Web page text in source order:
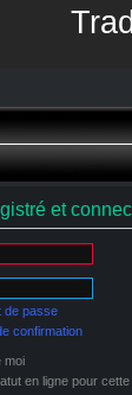
et
de passe
confirmation
moi
en ligne pour